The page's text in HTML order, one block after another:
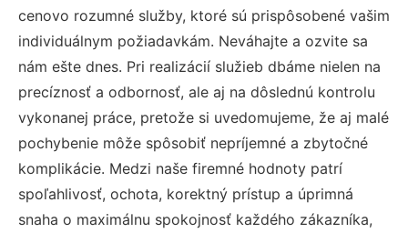
cenovo rozumné služby, ktoré sú prispôsobené vašim
individuálnym požiadavkám. Neváhajte a ozvite sa
nám ešte dnes. Pri realizácií služieb dbáme nielen na
precíznosť a odbornosť, ale aj na dôslednú kontrolu
vykonanej práce, pretože si uvedomujeme, že aj malé
pochybenie môže spôsobiť nepríjemné a zbytočné
komplikácie. Medzi naše firemné hodnoty patrí
spoľahlivosť, ochota, korektný prístup a úprimná
snaha o maximálnu spokojnosť každého zákazníka,